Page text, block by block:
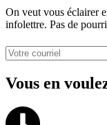
On veut vous éclairer
infolettre. Pas de
Vous en